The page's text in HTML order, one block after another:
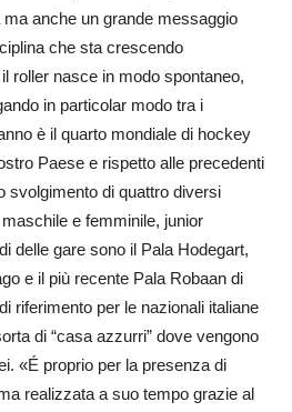
anche un grande messaggio
che sta crescendo
roller nasce in modo spontaneo,
in particolar modo tra i
è il quarto mondiale di hockey
Paese e rispetto alle precedenti
svolgimento di quattro diversi
e femminile, junior
delle gare sono il Pala Hodegart,
e il più recente Pala Robaan di
riferimento per le nazionali italiane
di “casa azzurri” dove vengono
«É proprio per la presenza di
realizzata a suo tempo grazie al